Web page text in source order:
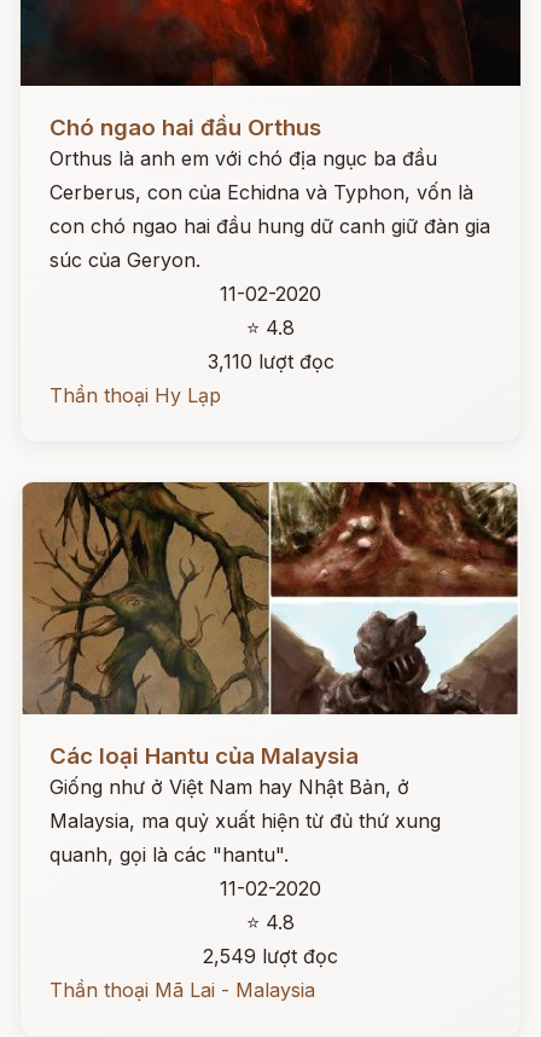
Chó ngao hai đầu Orthus
Orthus là anh em với chó địa ngục ba đầu
Cerberus, con của Echidna và Typhon, vốn là
con chó ngao hai đầu hung dữ canh giữ đàn gia
súc của Geryon.
11-02-2020
⭐ 4.8
3,110 lượt đọc
Thần thoại Hy Lạp
Các loại Hantu của Malaysia
Giống như ở Việt Nam hay Nhật Bản, ở
Malaysia, ma quỷ xuất hiện từ đủ thứ xung
quanh, gọi là các "hantu".
11-02-2020
⭐ 4.8
2,549 lượt đọc
Thần thoại Mã Lai - Malaysia